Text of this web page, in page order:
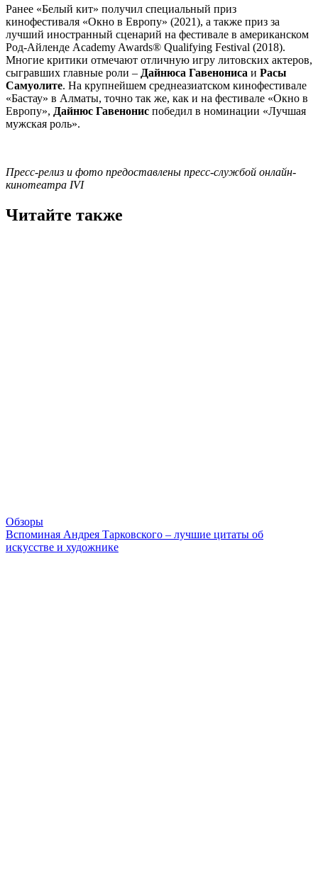
Ранее «Белый кит» получил специальный приз
кинофестиваля «Окно в Европу» (2021), а также приз за
лучший иностранный сценарий на фестивале в американском
Род-Айленде Academy Awards® Qualifying Festival (2018).
Многие критики отмечают отличную игру литовских актеров,
сыгравших главные роли – Дайнюса Гавенониса и Расы
Самуолите. На крупнейшем среднеазиатском кинофестивале
«Бастау» в Алматы, точно так же, как и на фестивале «Окно в
Европу», Дайнюс Гавенонис победил в номинации «Лучшая
мужская роль».
Пресс-релиз и фото предоставлены пресс-службой онлайн-
кинотеатра IVI
Читайте также
Обзоры
Вспоминая Андрея Тарковского – лучшие цитаты об
искусстве и художнике